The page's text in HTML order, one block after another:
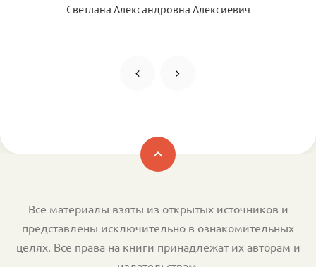
Светлана Александровна Алексиевич
Все материалы взяты из открытых источников и
представлены исключительно в ознакомительных
целях. Все права на книги принадлежат их авторам и